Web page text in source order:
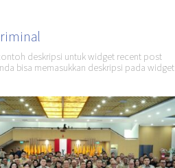
deskripsi untuk widget recent post
bisa memasukkan deskripsi pada widget